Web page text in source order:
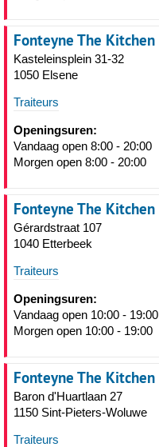
Fonteyne The Kitchen
Kasteleinsplein 31-32
1050 Elsene
Traiteurs
Openingsuren:
Vandaag open 8:00 - 20:00
Morgen open 8:00 - 20:00
Fonteyne The Kitchen
Gérardstraat 107
1040 Etterbeek
Traiteurs
Openingsuren:
Vandaag open 10:00 - 19:00
Morgen open 10:00 - 19:00
Fonteyne The Kitchen
Baron d'Huartlaan 27
1150 Sint-Pieters-Woluwe
Traiteurs